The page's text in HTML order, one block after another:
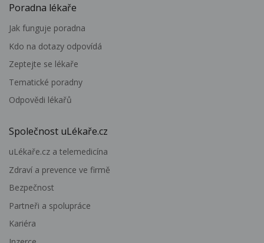
Poradna lékaře
Jak funguje poradna
Kdo na dotazy odpovídá
Zeptejte se lékaře
Tematické poradny
Odpovědi lékařů
Společnost uLékaře.cz
uLékaře.cz a telemedicína
Zdraví a prevence ve firmě
Bezpečnost
Partneři a spolupráce
Kariéra